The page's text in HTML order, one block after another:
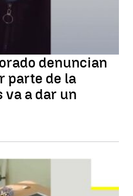
denuncian
parte de la
va a dar un